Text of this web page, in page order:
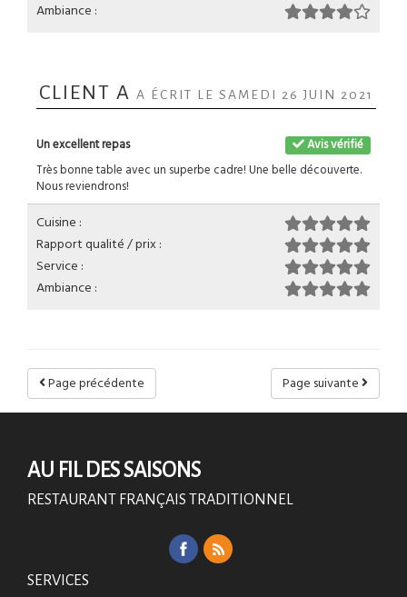
Ambiance :
CLIENT A A ÉCRIT LE SAMEDI 26 JUIN 2021
Avis vérifié
Un excellent repas
Très bonne table avec un superbe cadre! Une belle découverte.
Nous reviendrons!
Cuisine :
Rapport qualité / prix :
Service :
Ambiance :
Page suivante
Page précédente
AU FIL DES SAISONS
RESTAURANT FRANÇAIS TRADITIONNEL
SERVICES